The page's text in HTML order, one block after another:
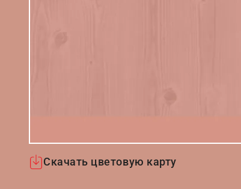
Скачать цветовую карту